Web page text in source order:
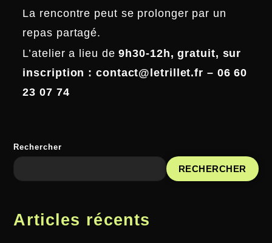
La rencontre peut se prolonger par un
repas partagé.
L’atelier a lieu de9h30-12h, gratuit, sur
inscription : contact@letrillet.fr – 06 60
23 07 74
Rechercher
RECHERCHER
Articles récents